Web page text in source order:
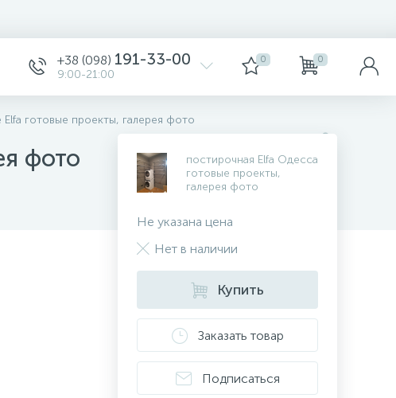
+38 (098) 191-33-00
9:00-21:00
0 0
готовые проекты, галерея фото
фото
постирочная Elfa Одесса
готовые проекты,
галерея фото
Не указана цена
Нет в наличии
Купить
Заказать товар
Подписаться